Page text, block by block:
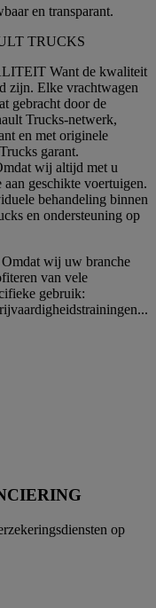
en transparant.
TRUCKS
Want de kwaliteit
zijn. Elke vrachtwagen
gebracht door de
Trucks-netwerk,
en met originele
garant.
wij altijd met u
geschikte voertuigen.
behandeling binnen
en ondersteuning op
wij uw branche
van vele
gebruik:
op